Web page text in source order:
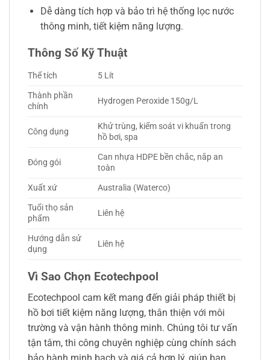
Dễ dàng tích hợp và bảo trì hệ thống lọc nước
thông minh, tiết kiệm năng lượng.
Thông Số Kỹ Thuật
Thể tích
5 Lít
Thành phần
chính
Hydrogen Peroxide 150g/L
Công dụng
Khử trùng, kiểm soát vi khuẩn trong
hồ bơi, spa
Đóng gói
Can nhựa HDPE bền chắc, nắp an
toàn
Xuất xứ
Australia (Waterco)
Tuổi thọ sản
phẩm
Liên hệ
Hướng dẫn sử
dụng
Liên hệ
Vì Sao Chọn Ecotechpool
Ecotechpool cam kết mang đến giải pháp thiết bị
hồ bơi tiết kiệm năng lượng, thân thiện với môi
trường và vận hành thông minh. Chúng tôi tư vấn
tận tâm, thi công chuyên nghiệp cùng chính sách
bảo hành minh bạch và giá cả hợp lý, giúp bạn